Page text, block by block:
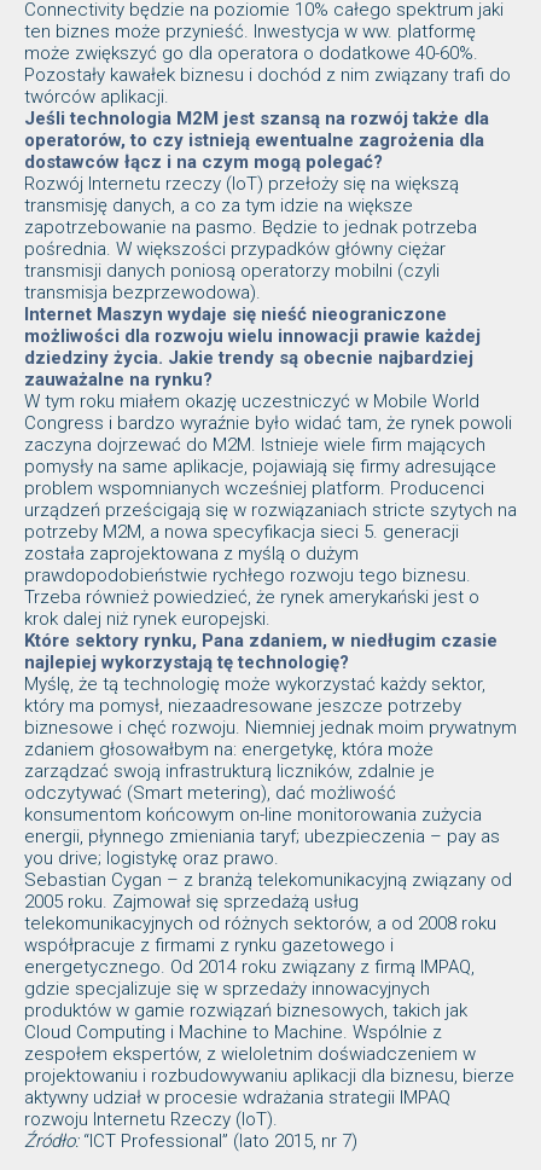
Connectivity będzie na poziomie 10% całego spektrum jaki
ten biznes może przynieść. Inwestycja w ww. platformę
może zwiększyć go dla operatora o dodatkowe 40-60%.
Pozostały kawałek biznesu i dochód z nim związany trafi do
twórców aplikacji.
Jeśli technologia M2M jest szansą na rozwój także dla
operatorów, to czy istnieją ewentualne zagrożenia dla
dostawców łącz i na czym mogą polegać?
Rozwój Internetu rzeczy (IoT) przełoży się na większą
transmisję danych, a co za tym idzie na większe
zapotrzebowanie na pasmo. Będzie to jednak potrzeba
pośrednia. W większości przypadków główny ciężar
transmisji danych poniosą operatorzy mobilni (czyli
transmisja bezprzewodowa).
Internet Maszyn wydaje się nieść nieograniczone
możliwości dla rozwoju wielu innowacji prawie każdej
dziedziny życia. Jakie trendy są obecnie najbardziej
zauważalne na rynku?
W tym roku miałem okazję uczestniczyć w Mobile World
Congress i bardzo wyraźnie było widać tam, że rynek powoli
zaczyna dojrzewać do M2M. Istnieje wiele firm mających
pomysły na same aplikacje, pojawiają się firmy adresujące
problem wspomnianych wcześniej platform. Producenci
urządzeń prześcigają się w rozwiązaniach stricte szytych na
potrzeby M2M, a nowa specyfikacja sieci 5. generacji
została zaprojektowana z myślą o dużym
prawdopodobieństwie rychłego rozwoju tego biznesu.
Trzeba również powiedzieć, że rynek amerykański jest o
krok dalej niż rynek europejski.
Które sektory rynku, Pana zdaniem, w niedługim czasie
najlepiej wykorzystają tę technologię?
Myślę, że tą technologię może wykorzystać każdy sektor,
który ma pomysł, niezaadresowane jeszcze potrzeby
biznesowe i chęć rozwoju. Niemniej jednak moim prywatnym
zdaniem głosowałbym na: energetykę, która może
zarządzać swoją infrastrukturą liczników, zdalnie je
odczytywać (Smart metering), dać możliwość
konsumentom końcowym on-line monitorowania zużycia
energii, płynnego zmieniania taryf; ubezpieczenia – pay as
you drive; logistykę oraz prawo.
Sebastian Cygan – z branżą telekomunikacyjną związany od
2005 roku. Zajmował się sprzedażą usług
telekomunikacyjnych od różnych sektorów, a od 2008 roku
współpracuje z firmami z rynku gazetowego i
energetycznego. Od 2014 roku związany z firmą IMPAQ,
gdzie specjalizuje się w sprzedaży innowacyjnych
produktów w gamie rozwiązań biznesowych, takich jak
Cloud Computing i Machine to Machine. Wspólnie z
zespołem ekspertów, z wieloletnim doświadczeniem w
projektowaniu i rozbudowywaniu aplikacji dla biznesu, bierze
aktywny udział w procesie wdrażania strategii IMPAQ
rozwoju Internetu Rzeczy (IoT).
Źródło:“ICT Professional” (lato 2015, nr 7)